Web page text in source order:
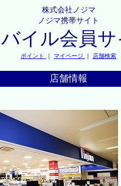
株式会社ノジマ
ノジマ携帯サイト
イル会員サ
ポイント ｜ マイページ ｜ 店舗検索
店舗情報